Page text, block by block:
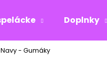
Doplnky
- Gumáky
Čo potrebujete